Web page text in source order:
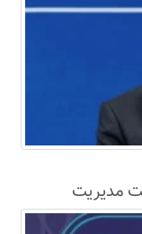
مدیریت
معرفی شد